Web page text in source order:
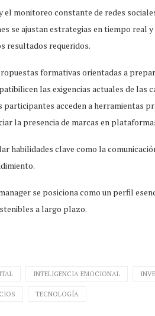
monitoreo constante de redes
se ajustan estrategias en tiempo real
resultados requeridos.
formativas orientadas a
las exigencias actuales de las
participantes acceden a herramientas
la presencia de marcas en
habilidades clave como la
se posiciona como un perfil
a largo plazo.
INTELIGENCIA EMOCIONAL
TECNOLOGÍA